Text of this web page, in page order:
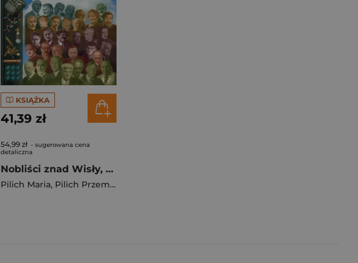
KSIĄŻKA
41,39 zł
54,99 zł - sugerowana cena
detaliczna
Nobliści znad Wisły, Odry i Niemna
Pilich Maria, Pilich Przemysław